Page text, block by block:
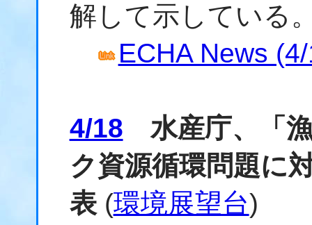
解して示している
ECHA News
4/18 水産庁、「
ク資源循環問題に
表 (環境展望台)